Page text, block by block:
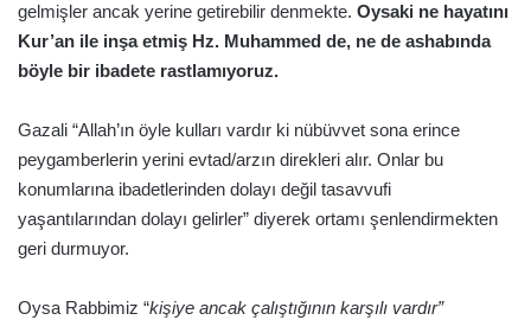
gelmişler ancak yerine getirebilir denmekte. Oysaki ne hayatını
Kur’an ile inşa etmiş Hz. Muhammed de, ne de ashabında
böyle bir ibadete rastlamıyoruz.
Gazali “Allah’ın öyle kulları vardır ki nübüvvet sona erince
peygamberlerin yerini evtad/arzın direkleri alır. Onlar bu
konumlarına ibadetlerinden dolayı değil tasavvufi
yaşantılarından dolayı gelirler” diyerek ortamı şenlendirmekten
geri durmuyor.
Oysa Rabbimiz “kişiye ancak çalıştığının karşılı vardır”